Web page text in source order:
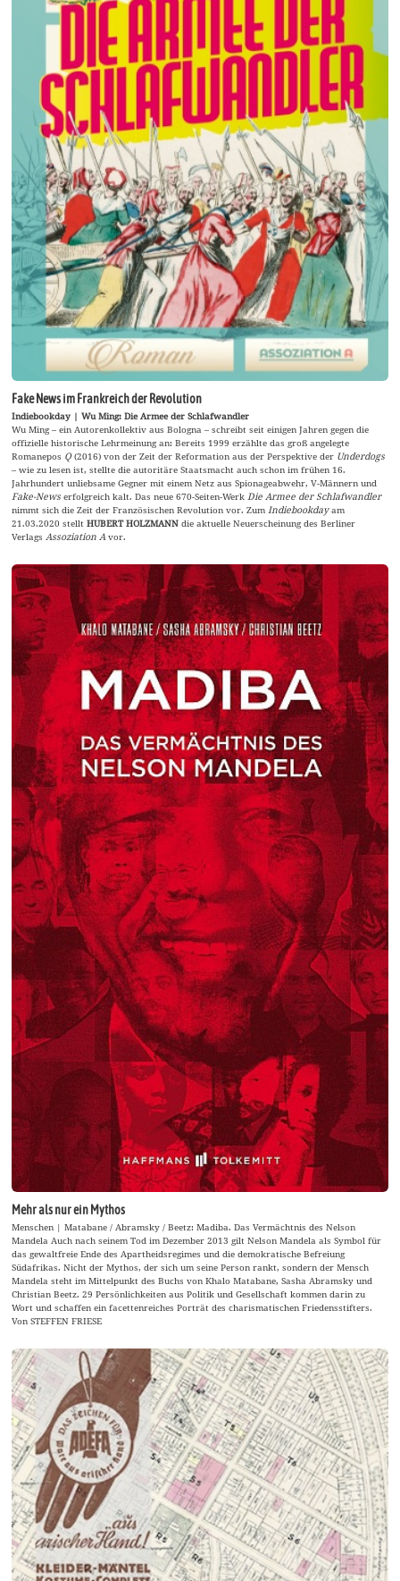
Fake News im Frankreich der Revolution
Indiebookday | Wu Ming: Die Armee der Schlafwandler
Wu Ming – ein Autorenkollektiv aus Bologna – schreibt seit einigen Jahren gegen die
offizielle historische Lehrmeinung an: Bereits 1999 erzählte das groß angelegte
Romanepos Q(2016) von der Zeit der Reformation aus der Perspektive der Underdogs
– wie zu lesen ist, stellte die autoritäre Staatsmacht auch schon im frühen 16.
Jahrhundert unliebsame Gegner mit einem Netz aus Spionageabwehr, V-Männern und
Fake-Newserfolgreich kalt. Das neue 670-Seiten-WerkDie Armee der Schlafwandler
nimmt sich die Zeit der Französischen Revolution vor. ZumIndiebookdayam
21.03.2020 stelltHUBERT HOLZMANNdie aktuelle Neuerscheinung des Berliner
VerlagsAssoziation Avor.
Mehr als nur ein Mythos
Menschen | Matabane / Abramsky / Beetz: Madiba. Das Vermächtnis des Nelson
Mandela Auch nach seinem Tod im Dezember 2013 gilt Nelson Mandela als Symbol für
das gewaltfreie Ende des Apartheidsregimes und die demokratische Befreiung
Südafrikas. Nicht der Mythos, der sich um seine Person rankt, sondern der Mensch
Mandela steht im Mittelpunkt des Buchs von Khalo Matabane, Sasha Abramsky und
Christian Beetz. 29 Persönlichkeiten aus Politik und Gesellschaft kommen darin zu
Wort und schaffen ein facettenreiches Porträt des charismatischen Friedensstifters.
Von STEFFEN FRIESE